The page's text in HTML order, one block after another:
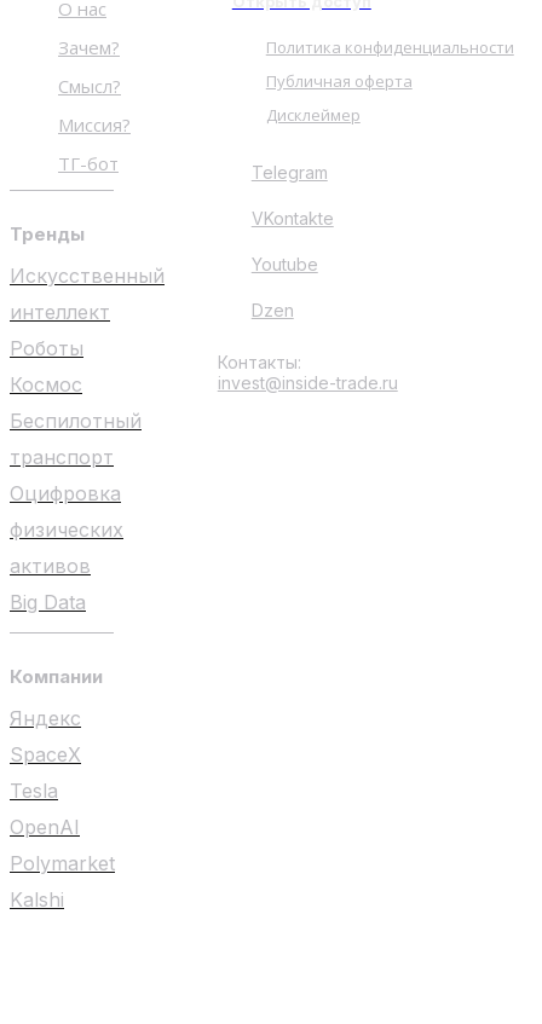
О нас
Зачем?
Смысл?
Миссия?
ТГ-бот
Тренды
Искусственный
интеллект
Роботы
Космос
Беспилотный
транспорт
Оцифровка
физических
активов
Big Data
Компании
Яндекс
SpaceX
Tesla
OpenAI
Polymarket
Kalshi
Политика конфиденциальности
Публичная оферта
Дисклеймер
Telegram
VKontakte
Youtube
Dzen
Контакты:
invest@inside-trade.ru